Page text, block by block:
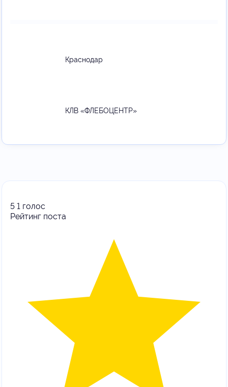
Краснодар
КЛВ «ФЛЕБОЦЕНТР»
5 1 голос
Рейтинг поста